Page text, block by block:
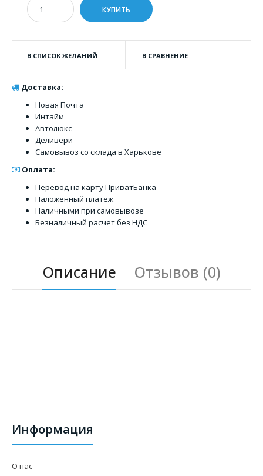
В СПИСОК ЖЕЛАНИЙ В СРАВНЕНИЕ
Доставка:
Новая Почта
Интайм
Автолюкс
Деливери
Самовывоз со склада в Харькове
Оплата:
Перевод на карту ПриватБанка
Наложенный платеж
Наличными при самовывозе
Безналичный расчет без НДС
Описание Отзывов (0)
Информация
О нас